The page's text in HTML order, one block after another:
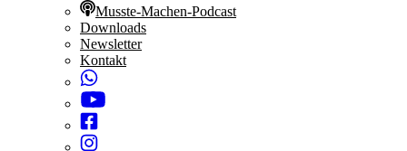
Musste-Machen-Podcast
Downloads
Newsletter
Kontakt